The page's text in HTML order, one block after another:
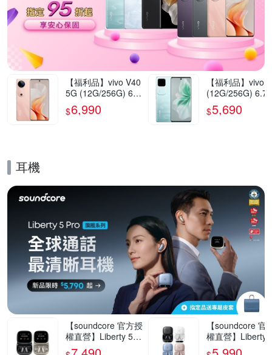
【福利品】vivo V40
5G (12G/256G) 6.7
8吋智慧型手機(9成
新)
$6,990
【福利品】vivo
(12G/256G)
5G智慧型手機(9
新)
$5,690
耳機
【soundcore 官方授
權直營】Liberty 5 P
ro Max AI降噪真無
【soundcore 官
權直營】Liberty
ro AI降噪真無線